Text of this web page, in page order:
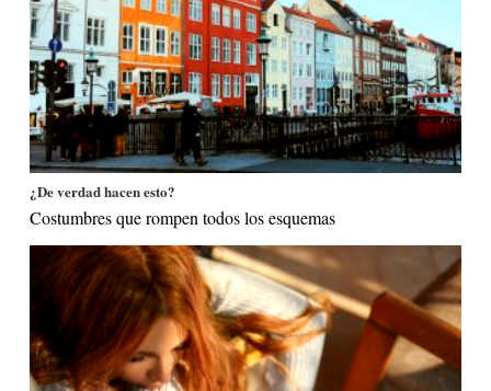
¿De verdad hacen esto?
Costumbres que rompen todos los esquemas